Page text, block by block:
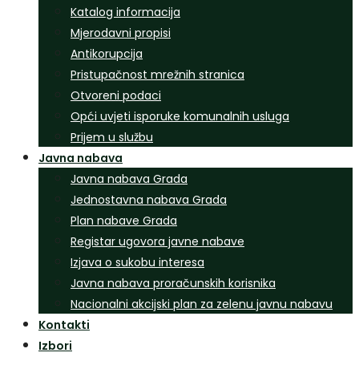
Katalog informacija
Mjerodavni propisi
Antikorupcija
Pristupačnost mrežnih stranica
Otvoreni podaci
Opći uvjeti isporuke komunalnih usluga
Prijem u službu
Javna nabava
Javna nabava Grada
Jednostavna nabava Grada
Plan nabave Grada
Registar ugovora javne nabave
Izjava o sukobu interesa
Javna nabava proračunskih korisnika
Nacionalni akcijski plan za zelenu javnu nabavu
Kontakti
Izbori